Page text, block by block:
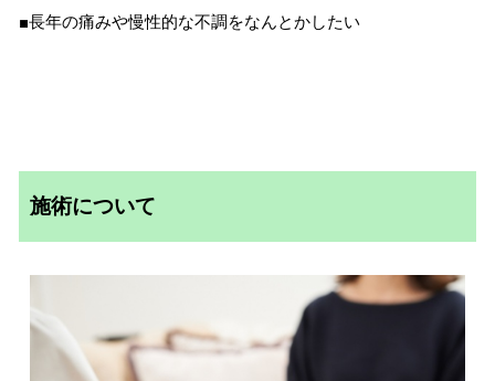
■長年の痛みや慢性的な不調をなんとかしたい
施術について